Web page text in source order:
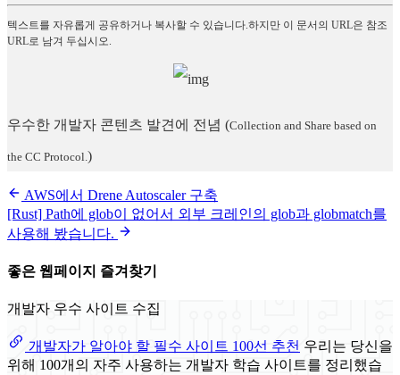
텍스트를 자유롭게 공유하거나 복사할 수 있습니다.하지만 이 문서의 URL은 참조
URL로 남겨 두십시오.
우수한 개발자 콘텐츠 발견에 전념 (Collection and Share based on
the CC Protocol. )
AWS에서 Drene Autoscaler 구축
[Rust] Path에 glob이 없어서 외부 크레인의 glob과 globmatch를
사용해 봤습니다.
좋은 웹페이지 즐겨찾기
개발자 우수 사이트 수집
개발자가 알아야 할 필수 사이트 100선 추천 우리는 당신을
위해 100개의 자주 사용하는 개발자 학습 사이트를 정리했습